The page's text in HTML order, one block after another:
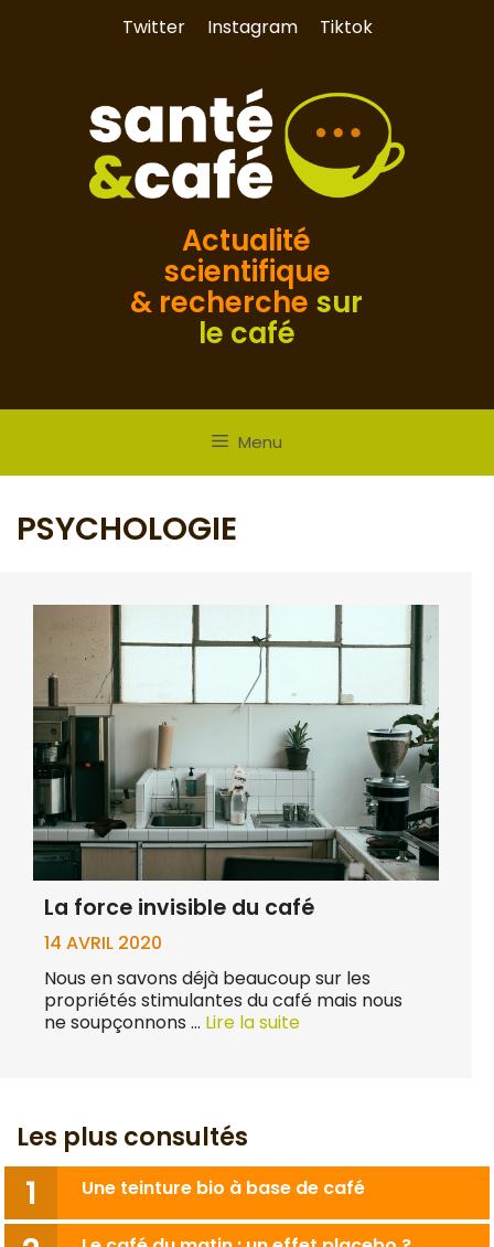
Twitter Instagram Tiktok
Actualité
scientifique
& recherche sur
le café
Menu
PSYCHOLOGIE
La force invisible du café
14 AVRIL 2020
Nous en savons déjà beaucoup sur les
propriétés stimulantes du café mais nous
ne soupçonnons … Lire la suite
Les plus consultés
Une teinture bio à base de café